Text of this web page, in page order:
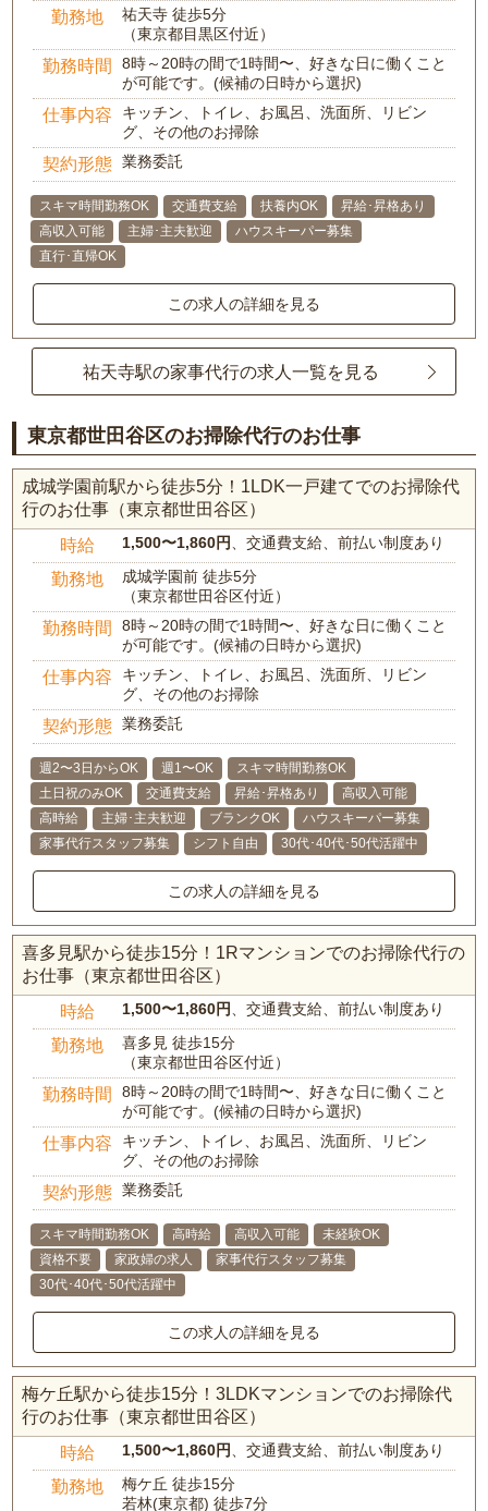
勤務地
祐天寺 徒歩5分
（東京都目黒区付近）
勤務時間
8時～20時の間で1時間〜、好きな日に働くこと
が可能です。(候補の日時から選択)
仕事内容
キッチン、トイレ、お風呂、洗面所、リビン
グ、その他のお掃除
契約形態 業務委託
スキマ時間勤務OK 交通費支給 扶養内OK
昇給･昇格あり
高収入可能
主婦･主夫歓迎
ハウスキーパー募集
直行･直帰OK
この求人の詳細を見る
祐天寺駅の家事代行の求人一覧を見る
東京都世田谷区のお掃除代行のお仕事
成城学園前駅から徒歩5分！1LDK一戸建てでのお掃除代
行のお仕事（東京都世田谷区）
時給 1,500〜1,860円 、交通費支給、前払い制度あり
勤務地
成城学園前 徒歩5分
（東京都世田谷区付近）
勤務時間
8時～20時の間で1時間〜、好きな日に働くこと
が可能です。(候補の日時から選択)
仕事内容
キッチン、トイレ、お風呂、洗面所、リビン
グ、その他のお掃除
契約形態 業務委託
週2〜3日からOK 週1〜OK
スキマ時間勤務OK
土日祝のみOK
交通費支給 昇給･昇格あり
高収入可能
高時給
主婦･主夫歓迎 ブランクOK
ハウスキーパー募集
家事代行スタッフ募集
シフト自由 30代･40代･50代活躍中
この求人の詳細を見る
喜多見駅から徒歩15分！1Rマンションでのお掃除代行の
お仕事（東京都世田谷区）
時給 1,500〜1,860円 、交通費支給、前払い制度あり
勤務地
喜多見 徒歩15分
（東京都世田谷区付近）
勤務時間
8時～20時の間で1時間〜、好きな日に働くこと
が可能です。(候補の日時から選択)
仕事内容
キッチン、トイレ、お風呂、洗面所、リビン
グ、その他のお掃除
契約形態 業務委託
スキマ時間勤務OK 高時給 高収入可能
未経験OK
資格不要
家政婦の求人
家事代行スタッフ募集
30代･40代･50代活躍中
この求人の詳細を見る
梅ケ丘駅から徒歩15分！3LDKマンションでのお掃除代
行のお仕事（東京都世田谷区）
時給 1,500〜1,860円 、交通費支給、前払い制度あり
勤務地
梅ケ丘 徒歩15分
若林(東京都) 徒歩7分